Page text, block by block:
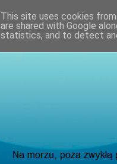
This site uses cookies
are shared with Google
statistics, and to detect